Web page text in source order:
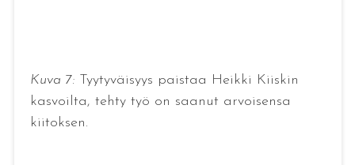
Kuva 7:Tyytyväisyys paistaa Heikki Kiiskin
kasvoilta, tehty työ on saanut arvoisensa
kiitoksen.